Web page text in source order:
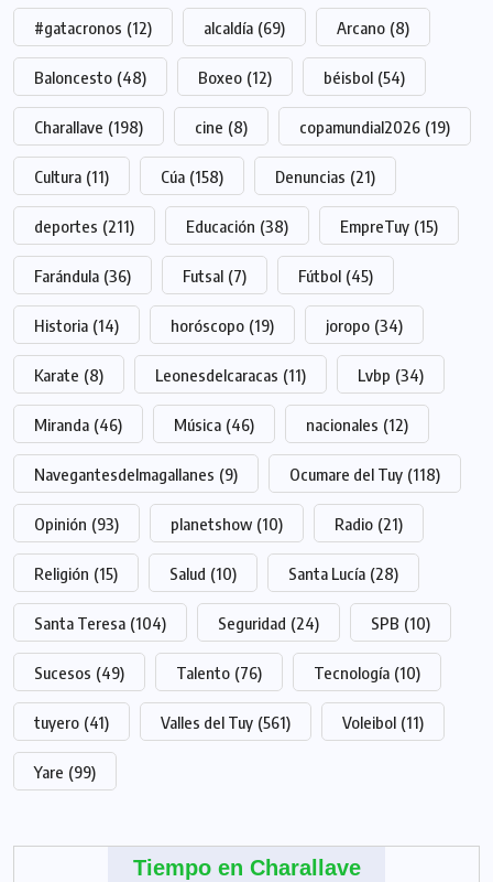
#gatacronos (12) alcaldía (69) Arcano (8)
Baloncesto (48) Boxeo (12) béisbol (54)
Charallave (198) cine (8) copamundial2026 (19)
Cultura (11) Cúa (158) Denuncias (21)
deportes (211) Educación (38) EmpreTuy (15)
Farándula (36) Futsal (7) Fútbol (45)
Historia (14) horóscopo (19) joropo (34)
Karate (8) Leonesdelcaracas (11) Lvbp (34)
Miranda (46) Música (46) nacionales (12)
Navegantesdelmagallanes (9) Ocumare del Tuy (118)
Opinión (93) planetshow (10) Radio (21)
Religión (15) Salud (10) Santa Lucía (28)
Santa Teresa (104) Seguridad (24) SPB (10)
Sucesos (49) Talento (76) Tecnología (10)
tuyero (41) Valles del Tuy (561) Voleibol (11)
Yare (99)
Tiempo en Charallave